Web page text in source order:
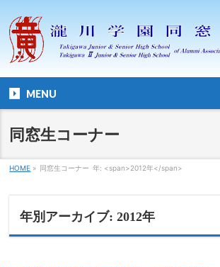
MENU
同窓生コーナー
HOME » 同窓生コーナー 年: <span>2012年</span>
年別アーカイブ: 2012年